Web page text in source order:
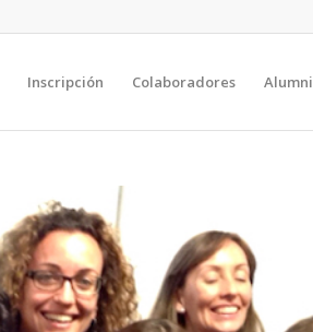
Inscripción Colaboradores Alumni